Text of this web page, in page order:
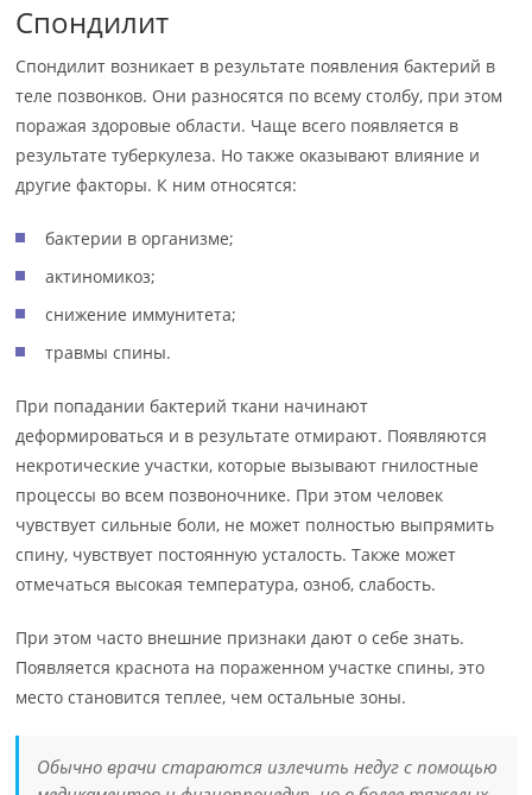
Спондилит
Спондилит возникает в результате появления бактерий в
теле позвонков. Они разносятся по всему столбу, при этом
поражая здоровые области. Чаще всего появляется в
результате туберкулеза. Но также оказывают влияние и
другие факторы. К ним относятся:
бактерии в организме;
актиномикоз;
снижение иммунитета;
травмы спины.
При попадании бактерий ткани начинают
деформироваться и в результате отмирают. Появляются
некротические участки, которые вызывают гнилостные
процессы во всем позвоночнике. При этом человек
чувствует сильные боли, не может полностью выпрямить
спину, чувствует постоянную усталость. Также может
отмечаться высокая температура, озноб, слабость.
При этом часто внешние признаки дают о себе знать.
Появляется краснота на пораженном участке спины, это
место становится теплее, чем остальные зоны.
Обычно врачи стараются излечить недуг с помощью